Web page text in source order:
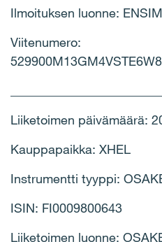
Ilmoituksen luonne:
Viitenumero:
Liiketoimen päivämäärä:
Kauppapaikka: XHEL
Instrumentti tyyppi:
ISIN: FI0009800643
Liiketoimen luonne: